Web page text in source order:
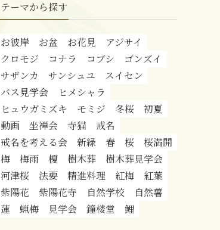
テーマから探す
お彼岸 お盆 お花見
アジサイ
クロモジ
コナラ コブシ
ゴンズイ
サザンカ
サンシュユ
スイセン
バス見学会
ヒメシャラ
ヒュウガミズキ
モミジ 冬桜
初夏
動画
坐禅会 寺猫
戒名
戒名を考える会
新緑 春 桜
桜満開
梅
梅雨 榎 樹木葬
樹木葬見学会
河津桜
法要 精進料理 紅梅
紅葉
紫陽花
紫陽花寺 自然学校
自然薯
蓮
蝋梅 見学会 鐘楼堂 鯉